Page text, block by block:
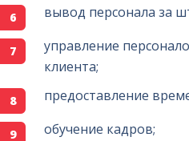
вывод персонала за
управление
клиента;
предоставление
обучение кадров;